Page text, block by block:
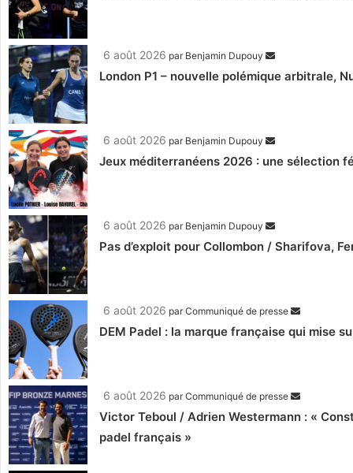
6 août 2026 par Benjamin Dupouy
London P1 – nouvelle polémique arbitrale,
6 août 2026 par Benjamin Dupouy
Jeux méditerranéens 2026 : une sélection
6 août 2026 par Benjamin Dupouy
Pas d’exploit pour Collombon / Sharifova,
6 août 2026 parCommuniqué de presse
DEM Padel : la marque française qui mise
6 août 2026 parCommuniqué de presse
Victor Teboul / Adrien Westermann : «
padel français »